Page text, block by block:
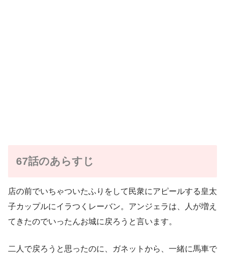
67話のあらすじ
店の前でいちゃついたふりをして民衆にアピールする皇太
子カップルにイラつくレーバン。アンジェラは、人が増え
てきたのでいったんお城に戻ろうと言います。
二人で戻ろうと思ったのに、ガネットから、一緒に馬車で